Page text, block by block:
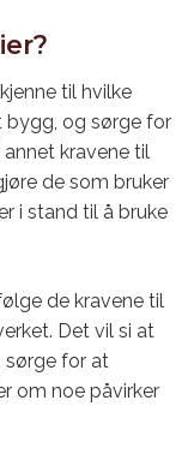
til hvilke
bygg, og sørge for
kravene til
de som bruker
i stand til å bruke
de kravene til
Det vil si at
sørge for at
om noe påvirker